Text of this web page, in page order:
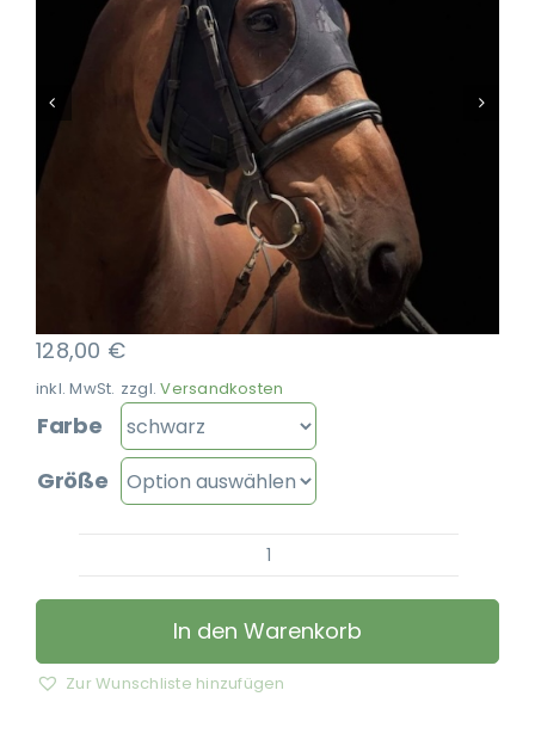
128,00 €
inkl. MwSt. zzgl.Versandkosten
Farbe
Größe
Fenwick
Equestrian
-
Titanium
In den Warenkorb
Zur Wunschliste hinzufügen